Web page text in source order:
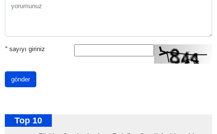
*sayıyı giriniz
gönder
Top 10